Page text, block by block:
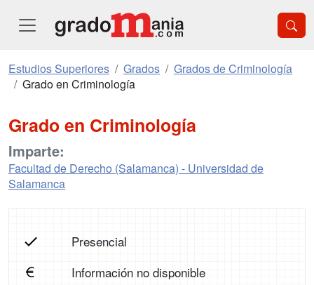
Estudios Superiores Grados
Grados de Criminología
Grado en Criminología
Grado en Criminología
Imparte:
Facultad de Derecho (Salamanca) - Universidad de
Salamanca
Presencial
Información no disponible